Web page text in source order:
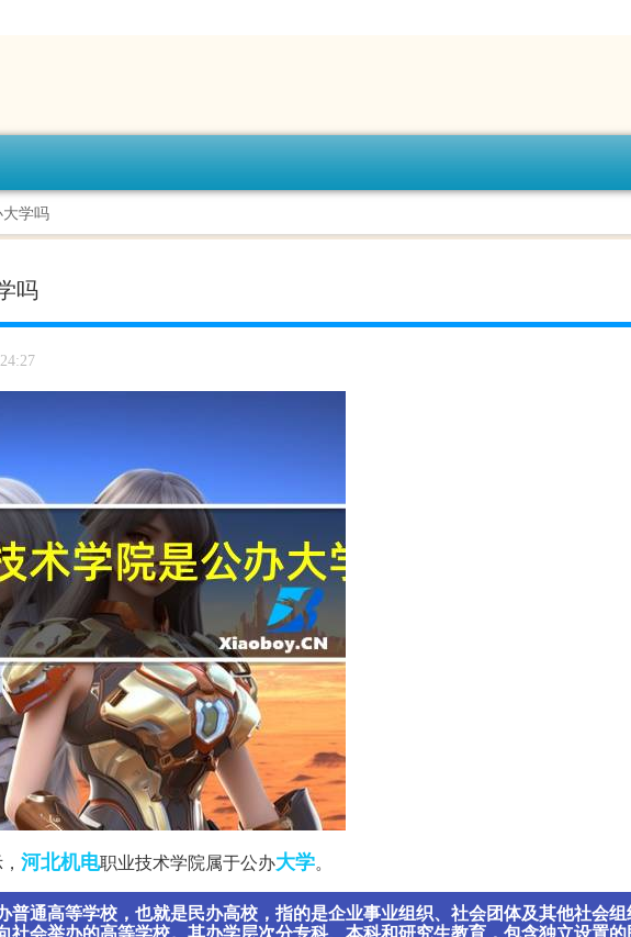
学吗
吗
河北机电职业技术学院属于公办大学。
普通高等学校，也就是民办高校，指的是企业事业组织、社会团体及其他社会